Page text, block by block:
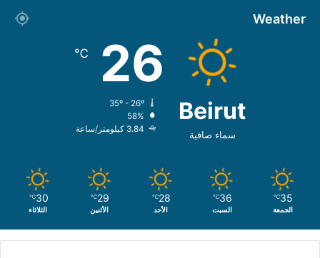
Weather
Beirut
سماء صافية
26
℃
58%
3.84 كيلومتر/ساعة
35
℃
الجمعة
36
℃
السبت
28
℃
الأحد
29
℃
الأثنين
30
℃
الثلاثاء